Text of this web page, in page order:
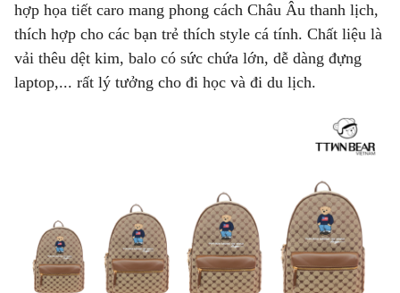
hợp họa tiết caro mang phong cách Châu Âu thanh lịch,
thích hợp cho các bạn trẻ thích style cá tính. Chất liệu là
vải thêu dệt kim, balo có sức chứa lớn, dễ dàng đựng
laptop,... rất lý tưởng cho đi học và đi du lịch.